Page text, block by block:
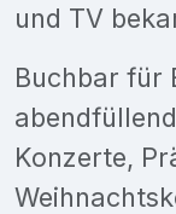
und TV
Buchbar für
Konzerte,